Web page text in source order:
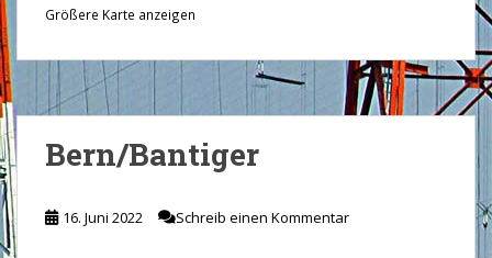
Größere Karte anzeigen
Bern/Bantiger
16. Juni 2022 Schreib einen Kommentar